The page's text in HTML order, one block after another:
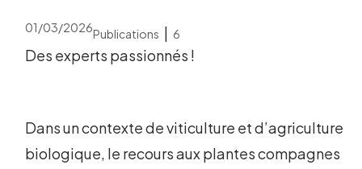
01/03/2026Publications | 6
Des experts passionnés !
Dans un contexte de viticulture et d’agriculture
biologique, le recours aux plantes compagnes